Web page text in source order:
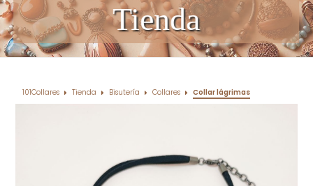
Tienda
101Collares Tienda Bisutería Collares Collar lágrimas